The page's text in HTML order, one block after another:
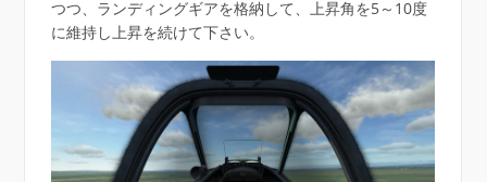
つつ、ランディングギアを格納して、上昇角を5～10度
に維持し上昇を続けて下さい。